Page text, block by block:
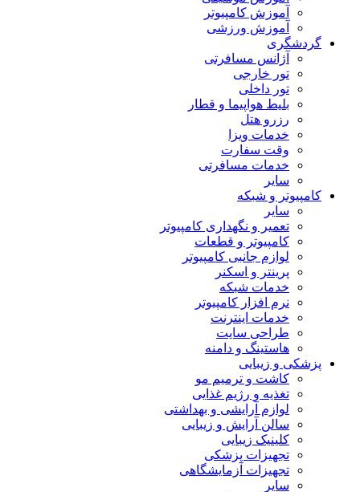
آموزش کامپیوتر
آموزش ورزشی
گردشگری
آژانس مسافرتی
تور خارجی
تور داخلی
بلیط هواپیما و قطار
رزرو هتل
خدمات ویزا
وقت سفارت
خدمات مسافرتی
سایر
کامپیوتر و شبکه
سایر
تعمیر و نگهداری کامپیوتر
کامپیوتر و قطعات
لوازم جانبی کامپیوتر
پرینتر و اسکنر
خدمات شبکه
نرم افزار کامپیوتر
خدمات اینترنت
طراحی سایت
هاستینگ و دامنه
پزشکی و زیبایی
کاشت و ترمیم مو
تغذیه و رژیم غذایی
لوازم آرایشی و بهداشتی
سالن آرایش و زیبایی
کلینیک زیبایی
تجهیزات پزشکی
تجهیزات آزمایشگاهی
سایر